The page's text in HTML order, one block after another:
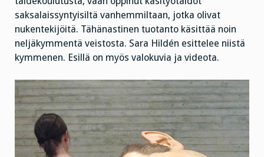
saksalaissyntyisiltä vanhemmiltaan, jotka olivat
nukentekijöitä. Tähänastinen tuotanto käsittää noin
neljäkymmentä veistosta. Sara Hildén esittelee niistä
kymmenen. Esillä on myös valokuvia ja videota.